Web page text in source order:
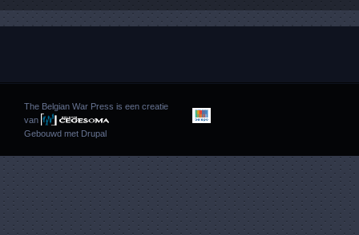
The Belgian War Press is een creatie
van
Gebouwd met Drupal